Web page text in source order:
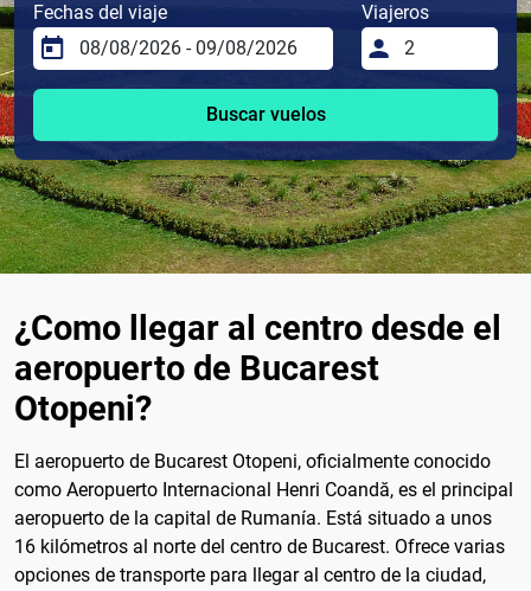
Fechas del viaje Viajeros
Buscar vuelos
¿Como llegar al centro desde el
aeropuerto de Bucarest
Otopeni?
El aeropuerto de Bucarest Otopeni, oficialmente conocido
como Aeropuerto Internacional Henri Coandă, es el principal
aeropuerto de la capital de Rumanía. Está situado a unos
16 kilómetros al norte del centro de Bucarest. Ofrece varias
opciones de transporte para llegar al centro de la ciudad,